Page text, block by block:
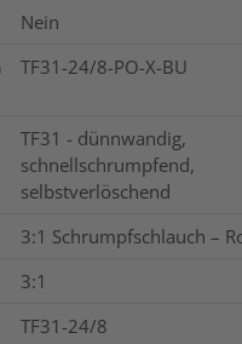
Nein
TF31-24/8-PO-X-BU
TF31 - dünnwandig,
schnellschrumpfend,
selbstverlöschend
3:1 Schrumpfschlauch –
3:1
TF31-24/8